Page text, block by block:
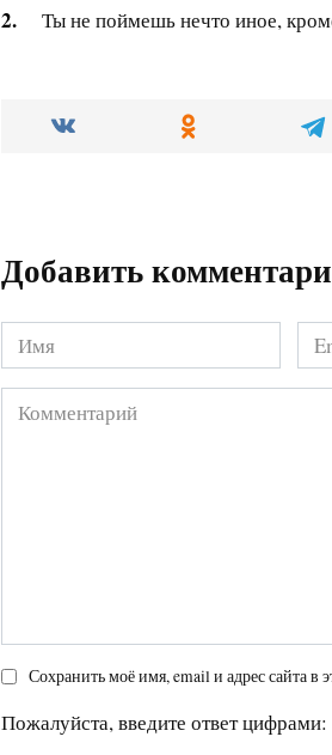
Ты не поймешь нечто иное,
Добавить
Имя
*
Email
*
Комментарий
Сохранить моё имя, email и адрес сайта
Пожалуйста, введите ответ цифрами: